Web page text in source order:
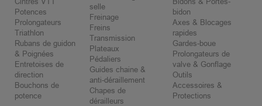
Potences
Prolongateurs
Triathlon
Rubans de guidon
& Poignées
Entretoises de
direction
Bouchons de
potence
selle
Freinage
Freins
Transmission
Plateaux
Pédaliers
Guides chaine &
anti-déraillement
Chapes de
dérailleurs
bidon
Axes & Blocages
rapides
Gardes-boue
Prolongateurs de
valve & Gonflage
Outils
Accessoires &
Protections